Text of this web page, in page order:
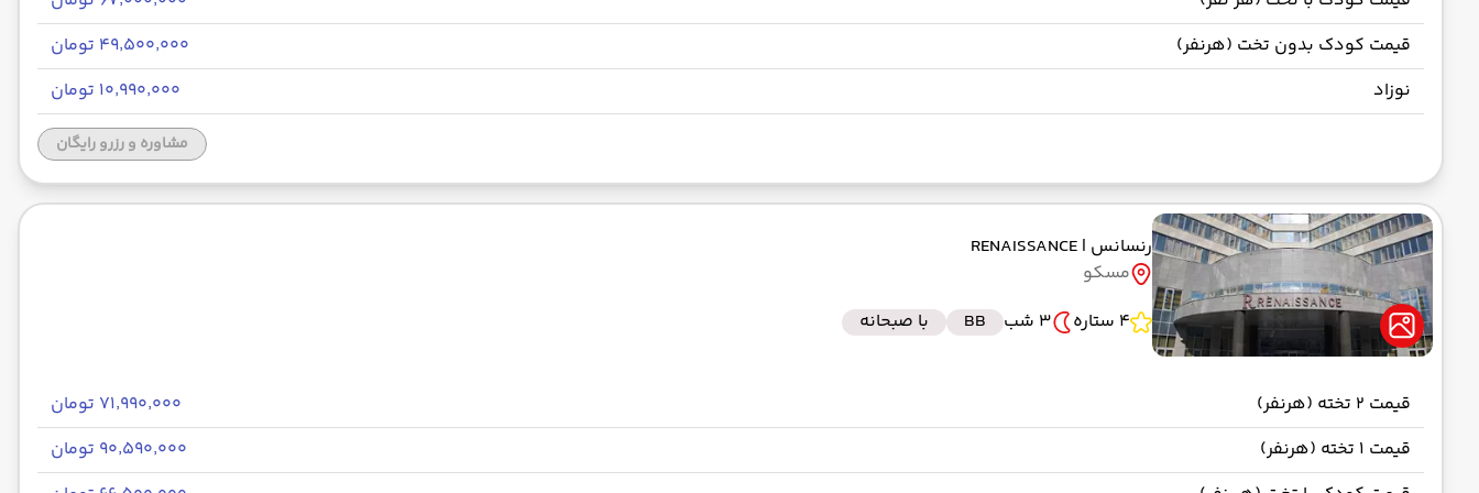
قیمت کودک بدون تخت (هرنفر)
۴۹٬۵۰۰٬۰۰۰ تومان
نوزاد
۱۰٬۹۹۰٬۰۰۰ تومان
مشاوره و رزرو رایگان
رنسانس | RENAISSANCE
مسکو
4 ستاره
3 شب BB با صبحانه
قیمت 2 تخته (هرنفر)
۷۱٬۹۹۰٬۰۰۰ تومان
قیمت 1 تخته (هرنفر)
۹۰٬۵۹۰٬۰۰۰ تومان